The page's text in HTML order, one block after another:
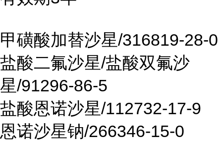
甲磺酸加替沙星/316819-28-0
盐酸二氟沙星/盐酸双氟沙
星/91296-86-5
盐酸恩诺沙星/112732-17-9
恩诺沙星钠/266346-15-0